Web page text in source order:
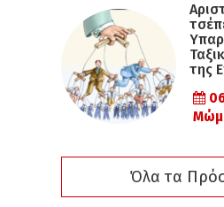
της
Όλα τα